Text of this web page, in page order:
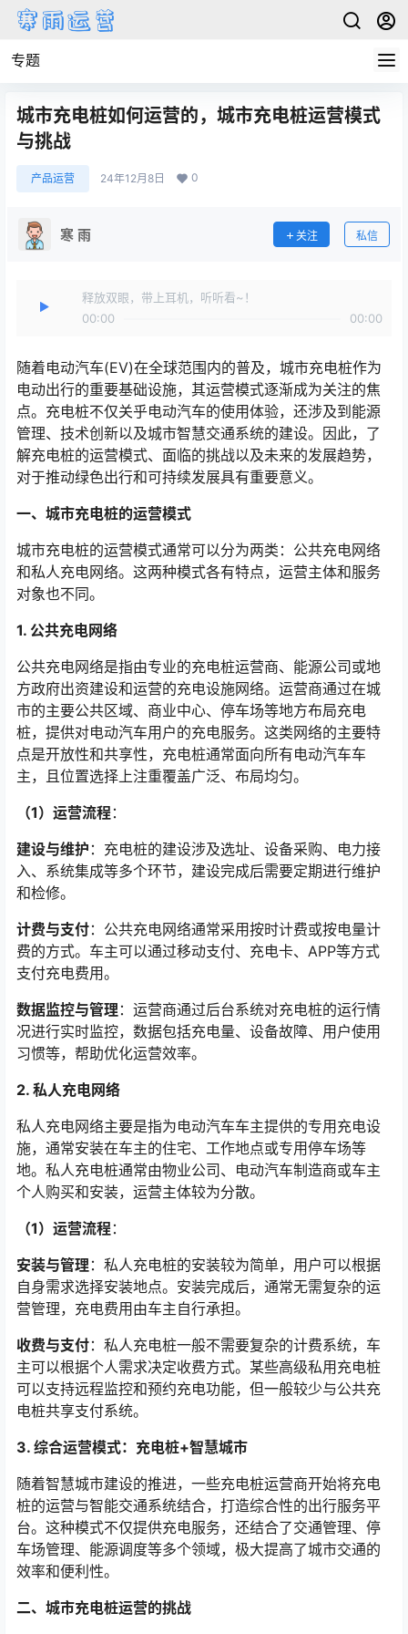
专题
城市充电桩如何运营的，城市充电桩运营模式
与挑战
产品运营 24年12月8日 0
寒 雨 关注 私信
释放双眼，带上耳机，听听看~！
00:00
00:00
随着电动汽车(EV)在全球范围内的普及，城市充电桩作为
电动出行的重要基础设施，其运营模式逐渐成为关注的焦
点。充电桩不仅关乎电动汽车的使用体验，还涉及到能源
管理、技术创新以及城市智慧交通系统的建设。因此，了
解充电桩的运营模式、面临的挑战以及未来的发展趋势，
对于推动绿色出行和可持续发展具有重要意义。
一、城市充电桩的运营模式
城市充电桩的运营模式通常可以分为两类：公共充电网络
和私人充电网络。这两种模式各有特点，运营主体和服务
对象也不同。
1. 公共充电网络
公共充电网络是指由专业的充电桩运营商、能源公司或地
方政府出资建设和运营的充电设施网络。运营商通过在城
市的主要公共区域、商业中心、停车场等地方布局充电
桩，提供对电动汽车用户的充电服务。这类网络的主要特
点是开放性和共享性，充电桩通常面向所有电动汽车车
主，且位置选择上注重覆盖广泛、布局均匀。
（1）运营流程：
建设与维护 ：充电桩的建设涉及选址、设备采购、电力接
入、系统集成等多个环节，建设完成后需要定期进行维护
和检修。
计费与支付：公共充电网络通常采用按时计费或按电量计
费的方式。车主可以通过移动支付、充电卡、APP等方式
支付充电费用。
数据监控与管理 ：运营商通过后台系统对充电桩的运行情
况进行实时监控，数据包括充电量、设备故障、用户使用
习惯等，帮助优化运营效率。
2. 私人充电网络
私人充电网络主要是指为电动汽车车主提供的专用充电设
施，通常安装在车主的住宅、工作地点或专用停车场等
地。私人充电桩通常由物业公司、电动汽车制造商或车主
个人购买和安装，运营主体较为分散。
（1）运营流程：
安装与管理 ：私人充电桩的安装较为简单，用户可以根据
自身需求选择安装地点。安装完成后，通常无需复杂的运
营管理，充电费用由车主自行承担。
收费与支付：私人充电桩一般不需要复杂的计费系统，车
主可以根据个人需求决定收费方式。某些高级私用充电桩
可以支持远程监控和预约充电功能，但一般较少与公共充
电桩共享支付系统。
3. 综合运营模式：充电桩+智慧城市
随着智慧城市建设的推进，一些充电桩运营商开始将充电
桩的运营与智能交通系统结合，打造综合性的出行服务平
台。这种模式不仅提供充电服务，还结合了交通管理、停
车场管理、能源调度等多个领域，极大提高了城市交通的
效率和便利性。
二、城市充电桩运营的挑战